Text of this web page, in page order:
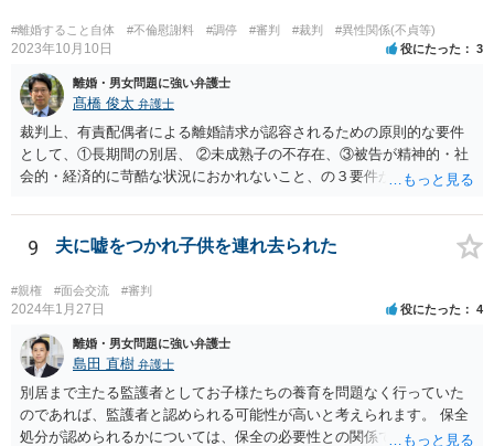
#離婚すること自体 #不倫慰謝料 #調停 #審判 #裁判 #異性関係(不貞等)
2023年10月10日 役にたった 3
離婚・男女問題に強い弁護士
髙橋 俊太 弁護士
裁判上、有責配偶者による離婚請求が認容されるための原則的な要件
として、①長期間の別居、 ②未成熟子の不存在、③被告が精神的・社
会的・経済的に苛酷な状況におかれないこと、の３要件が必要である
監護しており（②）、仮に離婚を認容すれば、専業主婦の貴方が経済
的に過酷な状況におかれる可能性がありますので（③）、現時点で
は、夫側の離婚請求は裁判では認められにくい状況であると考えられ
ます。 一方で、期間が経過して子が成人した場合（②）、別居期間は
すでに１０年超となり、婚姻期間の３分の１程度とはいえ相当程度の
長期別居となるので（①）、③の点がクリアされれば、夫側の離婚請
求が認容される余地はあります（専門的には、③は被告側から反論し
なければならないことです）。別居期間何年であれば要件①が常に充
たされるといった定式はなく、事案に応じて総合的に判断されるとこ
ろです。
9 夫に嘘をつかれ子供を連れ去られた
#親権 #面会交流 #審判
2024年1月27日 役にたった 4
離婚・男女問題に強い弁護士
島田 直樹 弁護士
別居まで主たる監護者としてお子様たちの養育を問題なく行っていた
のであれば、監護者と認められる可能性が高いと考えられます。 保全
処分が認められるかについては、保全の必要性との関係でなんともい